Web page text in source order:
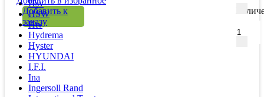
Hsv
HSW
Htv
Hydrema
Hyster
HYUNDAI
I.F.I.
Ina
Ingersoll Rand
Добавить к
заказу